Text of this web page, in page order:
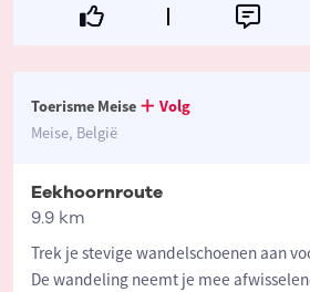
Toerisme Meise
Volg
Meise, België
Eekhoornroute
9.9 km
Trek je stevige wandelschoenen aan
De wandeling neemt je mee